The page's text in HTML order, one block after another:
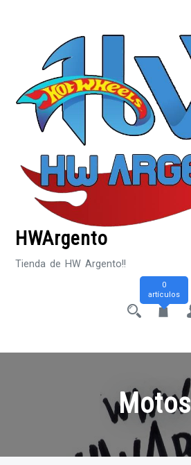
HWArgento
Tienda de HW Argento!!
0
artículos
Motos